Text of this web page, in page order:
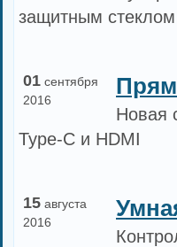
защитным стеклом
01 сентября
2016
Новая
Type-C и HDMI
15 августа
2016